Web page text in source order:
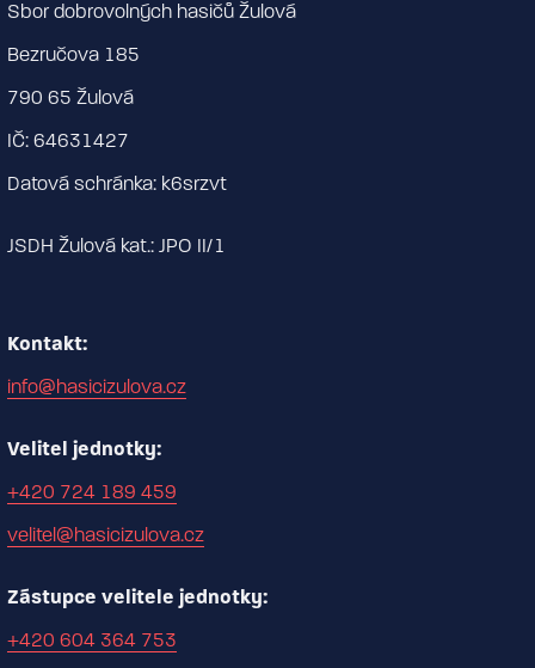
Sbor dobrovolných hasičů Žulová
Bezručova 185
790 65 Žulová
IČ: 64631427
Datová schránka: k6srzvt
JSDH Žulová kat.: JPO II/1
Kontakt:
info@hasicizulova.cz
Velitel jednotky:
+420 724 189 459
velitel@hasicizulova.cz
Zástupce velitele jednotky:
+420 604 364 753